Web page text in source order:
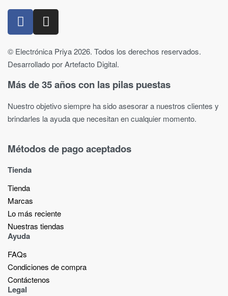
© Electrónica Priya 2026. Todos los derechos reservados.
Desarrollado por Artefacto Digital.
Más de 35 años con las pilas puestas
Nuestro objetivo siempre ha sido asesorar a nuestros clientes y
brindarles la ayuda que necesitan en cualquier momento.
Métodos de pago aceptados
Tienda
Tienda
Marcas
Lo más reciente​
Nuestras tiendas​
Ayuda
FAQs
Condiciones de compra
Contáctenos
Legal